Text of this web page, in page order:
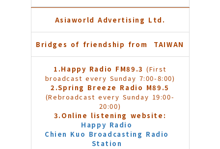
Asiaworld Advertising Ltd.
Bridges of friendship from TAIWAN
1.Happy Radio FM89.3(First
broadcast every Sunday 7:00-8:00)
2.Spring Breeze Radio M89.5
(Rebroadcast every Sunday 19:00-
20:00)
3.Online listening website:
Happy Radio
Chien Kuo Broadcasting Radio
Station